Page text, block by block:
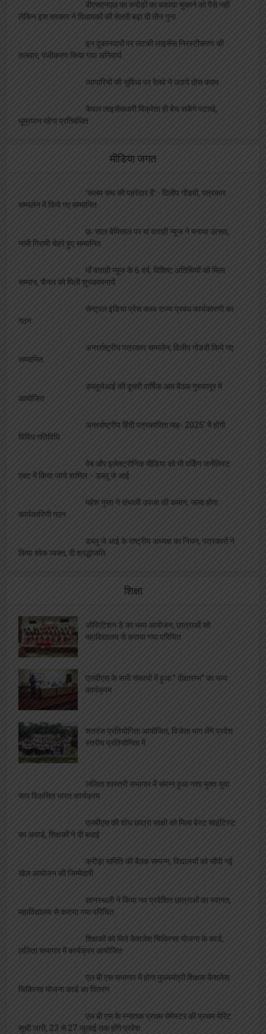
बीएसएनएल का करोड़ों का बकाया चुकाने को पैसे नहीं
लेकिन इस सरकार ने विधायकों की सेलरी बढ़ा दी तीन गुना
इन दुकानदारों पर लटकी लाइसेंस निरस्टीकरण की
तलवार, पंजीकरण किया गया अनिवार्य
व्यापारियों की सुविधा पर रेलवे ने उठाये ठोस कदम
केवल लाइसेंसधारी विक्रेता ही बेच सकेंगे पटाखे,
धूम्रपान रहेगा प्रतिबंधित
मीडिया जगत
‘कलम सच की पहरेदार है’:- दिलीप गोंडवी, पत्रकार
सम्मलेन में किये गए सम्मानित
छः साल बेमिसाल पर मां वाराही न्यूज ने मनाया उत्सव,
नामी गिरामी चेहरे हुए सम्मानित
माँ वाराही न्यूज़ के 6 वर्ष, विशिष्ट अतिथियों को मिला
सम्मान, चैनल को मिली शुभकामनायें
सेन्ट्रल इंडिया प्रेस क्लब राज्य प्रबंध कार्यकारणी का
गठन
अन्तर्राष्ट्रीय पत्रकार सम्मलेन, दिलीप गोंडवी किये गए
सम्मानित
डब्लूजेआई की दूसरी वार्षिक आम बैठक गुरुवायूर में
आयोजित
अन्तर्राष्ट्रीय हिंदी पत्रकारिता माह- 2025′ में होंगी
विविध गतिविधि
वेब और इलेक्ट्रोनिक मीडिया को भी वर्किंग जर्नलिस्ट
एक्ट में किया जाये शामिल :- डब्लू जे आई
महेश गुप्ता ने संभाली उपजा की कमान, जल्द होगा
कार्यकारिणी गठन
डब्लू जे आई के राष्ट्रीय अध्यक्ष का निधन, पत्रकारों ने
किया शोक व्यक्त, दी श्रद्धांजलि
शिक्षा
ओरिएंटेशन डे का भब्य आयोजन, छात्राओं को
महाविद्यालय से कराया गया परिचित
एलबीएस के सभी संकायों में हुआ ” दीक्षारम्भ” का भव्य
कार्यक्रम
शतरंज प्रतियोगिता आयोजित, विजेता भाग लेंगे प्रदेश
स्तरीय प्रतियोगिता में
ललिता शास्त्री सभागार में संपन्न हुआ नशा मुक्त युवा
फार विकसित भारत कार्यक्रम
एलबीएस की शोध छात्रा साक्षी को मिला बेस्ट साइंटिस्ट
का अवार्ड, शिक्षकों ने दी बधाई
क्रीड़ा समिति की बैठक सम्पन्न, विद्यालयों को सौंपी गई
खेल आयोजन की जिम्मेदारी
ज्ञानस्थली ने किया नव प्रवेशित छात्राओं का स्वागत,
महाविद्यालय से कराया गया परिचित
शिक्षकों को मिले कैशलेश चिकित्सा योजना के कार्ड,
ललिता सभागार में कार्यक्रम आयोजित
एल बी एस सभागार में होगा मुख्यमंत्री शिक्षक कैशलेस
चिकित्सा योजना कार्ड का वितरण
एल बी एस के स्नातक प्रथम सेमेस्टर की प्रथम मेरिट
सूची जारी, 23 से 27 जुलाई तक होंगे प्रवेश